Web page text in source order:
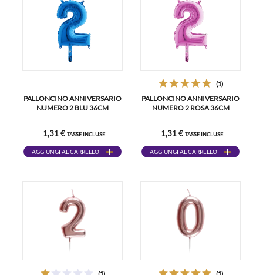
PALLONCINO ANNIVERSARIO
NUMERO 2 BLU 36CM
1,31 € TASSE INCLUSE
AGGIUNGI AL CARRELLO
(1)
PALLONCINO ANNIVERSARIO
NUMERO 2 ROSA 36CM
1,31 € TASSE INCLUSE
AGGIUNGI AL CARRELLO